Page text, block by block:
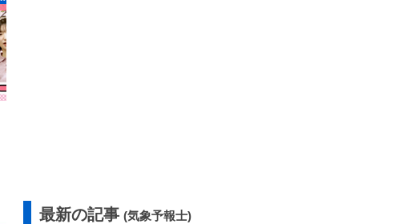
最新の記事 (気象予報士)